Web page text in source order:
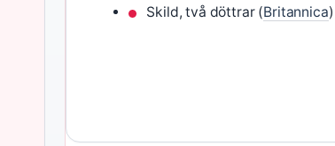
Skild, två döttrar (Britannica)